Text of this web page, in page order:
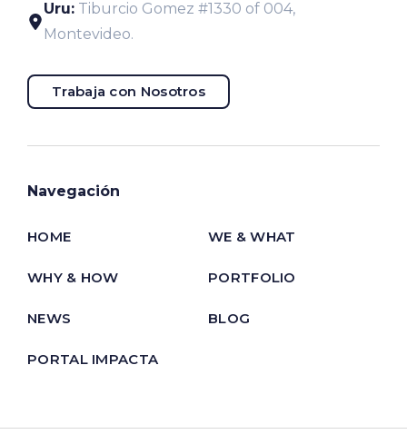
Uru: Tiburcio Gomez #1330 of 004,
Montevideo.
Trabaja con Nosotros
Navegación
HOME WE & WHAT
WHY & HOW PORTFOLIO
NEWS BLOG
PORTAL IMPACTA